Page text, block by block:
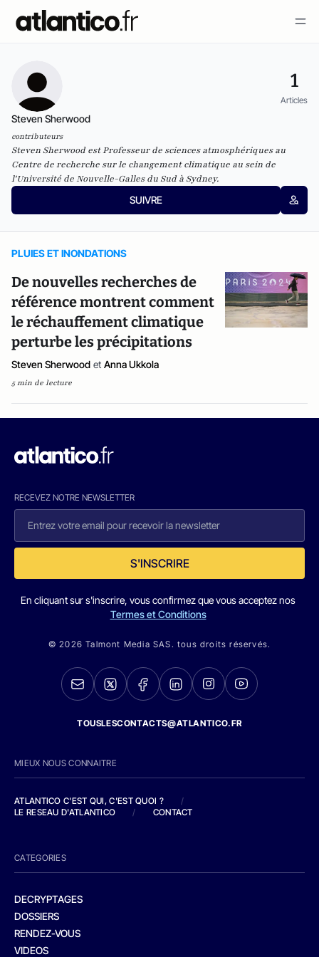
1
Articles
Steven Sherwood
contributeurs
Steven Sherwood est Professeur de sciences atmosphériques au
Centre de recherche sur le changement climatique au sein de
l'Université de Nouvelle-Galles du Sud à Sydney.
SUIVRE
PLUIES ET INONDATIONS
De nouvelles recherches de
référence montrent comment
le réchauffement climatique
perturbe les précipitations
Steven Sherwood et Anna Ukkola
5 min de lecture
RECEVEZ NOTRE NEWSLETTER
S'INSCRIRE
En cliquant sur s'inscrire, vous confirmez que vous acceptez nos
Termes et Conditions
© 2026 Talmont Media SAS. tous droits réservés.
TOUSLESCONTACTS@ATLANTICO.FR
MIEUX NOUS CONNAITRE
ATLANTICO C'EST QUI, C'EST QUOI ?
/
LE RESEAU D'ATLANTICO
/ CONTACT
CATEGORIES
DECRYPTAGES
DOSSIERS
RENDEZ-VOUS
VIDEOS